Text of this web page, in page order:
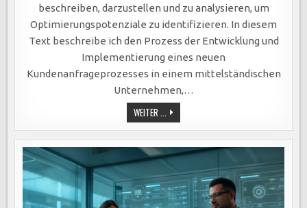
beschreiben, darzustellen und zu analysieren, um
Optimierungspotenziale zu identifizieren. In diesem
Text beschreibe ich den Prozess der Entwicklung und
Implementierung eines neuen
Kundenanfrageprozesses in einem mittelständischen
Unternehmen,…
WEITER ... EFFIZIENTE
PROZESSMODELLIERUNG:
ENTWICKLUNG
EINES
NEUEN
KUNDENANFRAGEPROZESSES
IM
MITTELSTAND
ZUR
STEIGERUNG
DER